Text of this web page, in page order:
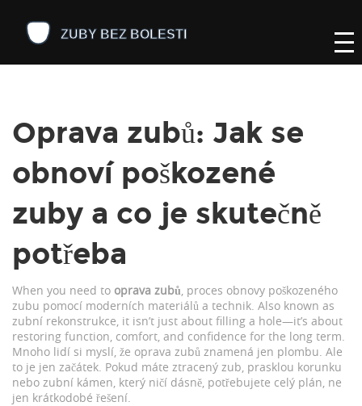
Oprava zubů: Jak se
obnoví poškozené
zuby a co je skutečně
potřeba
When you need to oprava zubů, proces obnovy poškozeného
zubu pomocí moderních materiálů a technik. Also known as
zubní rekonstrukce, it isn’t just about filling a hole—it’s about
restoring function, comfort, and confidence for the long term.
Mnoho lidí si myslí, že oprava zubů znamená jen plombu. Ale
to je jen začátek. Pokud máte ztracený zub, prasklou korunku
nebo zubní kámen, který ničí dásně, potřebujete celý plán, ne
jen krátkodobé řešení.